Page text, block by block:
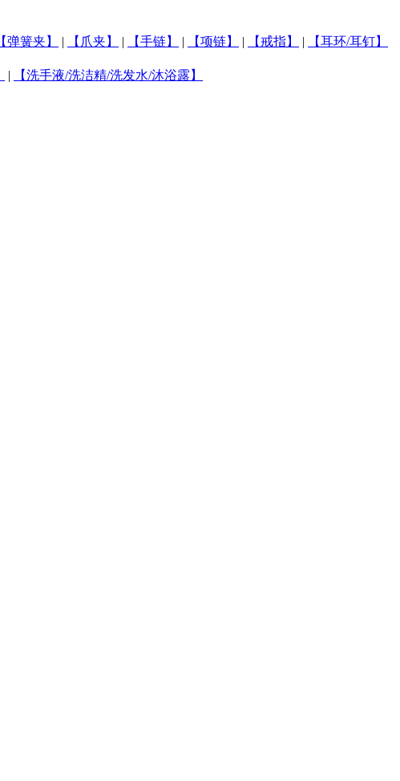
【弹簧夹】 | 【爪夹】 | 【手链】 | 【项链】 | 【戒指】 |
【耳环/耳钉】
|
【洗手液/洗洁精/洗发水/沐浴露】